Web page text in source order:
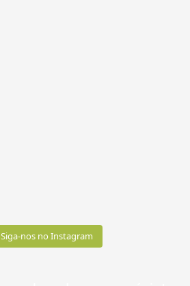
Siga-nos no Instagram